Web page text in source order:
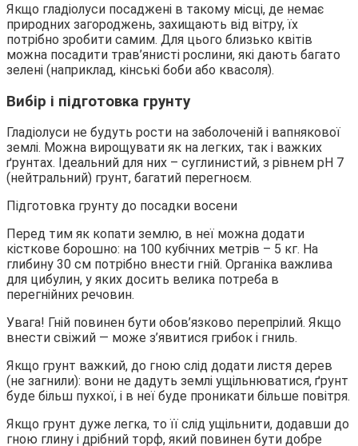
Якщо гладіолуси посаджені в такому місці, де немає
природних загороджень, захищають від вітру, їх
потрібно зробити самим. Для цього близько квітів
можна посадити трав’янисті рослини, які дають багато
зелені (наприклад, кінські боби або квасоля).
Вибір і підготовка грунту
Гладіолуси не будуть рости на заболоченій і вапнякової
землі. Можна вирощувати як на легких, так і важких
ґрунтах. Ідеальний для них – суглинистий, з рівнем рН 7
(нейтральний) грунт, багатий перегноєм.
Підготовка грунту до посадки восени
Перед тим як копати землю, в неї можна додати
кісткове борошно: на 100 кубічних метрів – 5 кг. На
глибину 30 см потрібно внести гній. Органіка важлива
для цибулин, у яких досить велика потреба в
перегнійних речовин.
Увага! Гній повинен бути обов’язково перепрілий. Якщо
внести свіжий — може з’явитися грибок і гниль.
Якщо грунт важкий, до гною слід додати листя дерев
(не загнили): вони не дадуть землі ущільнюватися, ґрунт
буде більш пухкої, і в неї буде проникати більше повітря.
Якщо грунт дуже легка, то її слід ущільнити, додавши до
гною глину і дрібний торф, який повинен бути добре